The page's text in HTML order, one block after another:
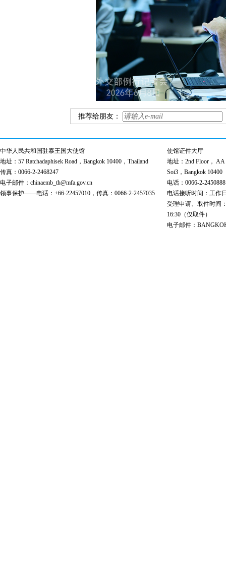
推荐给朋友：
中华人民共和国驻泰王国大使馆
地址：57 Ratchadaphisek Road，Bangkok 10400，Thailand
传真：0066-2-2468247
电子邮件：chinaemb_th@mfa.gov.cn
领事保护——电话：+66-22457010，传真：0066-2-2457035
使馆证件大厅
地址：2nd Floor， AA
Soi3，Bangkok 10400
电话：0066-2-
电话接听时间：工作
受理申请、取件时间
16:30（仅取件）
电子邮件：